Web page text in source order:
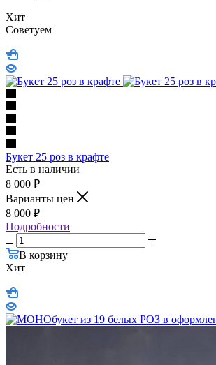
Хит
Советуем
Букет 25 роз в крафте
Есть в наличии
8 000 ₽
Варианты цен
8 000 ₽
Подробности
В корзину
Хит